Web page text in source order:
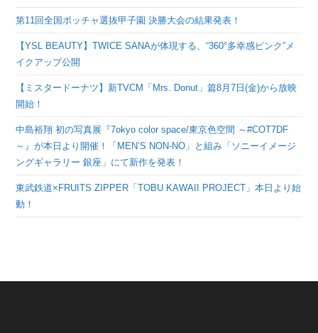
第11回全国ボッチャ選抜甲子園 決勝大会の結果発表！
【YSL BEAUTY】TWICE SANAが体現する、“360°多幸感ピンク”メ
イクアップ公開
【ミスタードーナツ】新TVCM「Mrs. Donut」篇8月7日(金)から放映
開始！
中島裕翔 初の写真展『7okyo color space/東京色空間 ～#COT7DF
～』が本日より開催！「MEN’S NON-NO」と組み「ソニーイメージ
ングギャラリー 銀座」にて新作を発表！
東武鉄道×FRUITS ZIPPER「TOBU KAWAII PROJECT」本日より始
動！